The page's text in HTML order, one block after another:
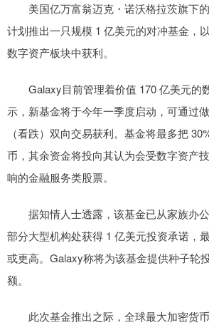
美国亿万富翁迈克・诺沃格拉茨旗下
计划推出一只规模 1 亿美元的对冲基金，
数字资产板块中获利。
Galaxy目前管理着价值 170 亿美元的
示，新基金将于今年一季度启动，可通过
（看跌）双向交易获利。基金将最多把
币，其余资金将投向其认为会受数字资产
响的金融服务类股票。
据知情人士透露，该基金已从家族办公
部分大型机构处获得 1 亿美元投资承诺，
或更高。Galaxy称将为该基金提供种子轮
额。
此次基金推出之际，全球最大加密货